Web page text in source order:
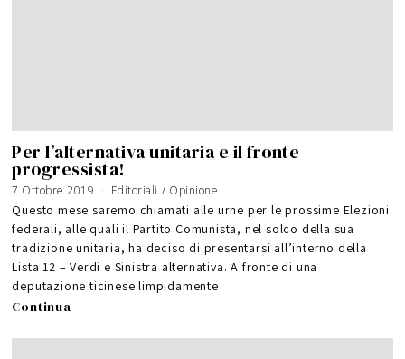
Per l’alternativa unitaria e il fronte
progressista!
7 Ottobre 2019 Editoriali / Opinione
Questo mese saremo chiamati alle urne per le prossime Elezioni
federali, alle quali il Partito Comunista, nel solco della sua
tradizione unitaria, ha deciso di presentarsi all’interno della
Lista 12 – Verdi e Sinistra alternativa. A fronte di una
deputazione ticinese limpidamente
Continua